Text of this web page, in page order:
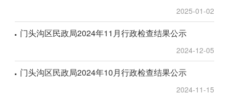
2025-01-02
门头沟区民政局2024年11月行政检查结果公示
2024-12-05
门头沟区民政局2024年10月行政检查结果公示
2024-11-15